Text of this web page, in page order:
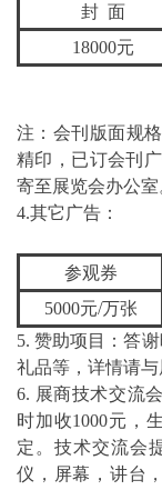
封 面
18000元
注：会刊版面规
精印，已订会刊
寄至展览会办公室
4.其它广告：
参观券
5000元/万张
5. 赞助项目：答
礼品等，详情请与
6. 展商技术交流
时加收1000元，
定。技术交流会
仪，屏幕，讲台